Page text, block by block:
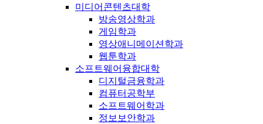
미디어콘텐츠대학
방송영상학과
게임학과
영상애니메이션학과
웹툰학과
소프트웨어융합대학
디지털금융학과
컴퓨터공학부
소프트웨어학과
정보보안학과